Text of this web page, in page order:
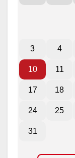
3 4
10 11
17 18
24 25
31